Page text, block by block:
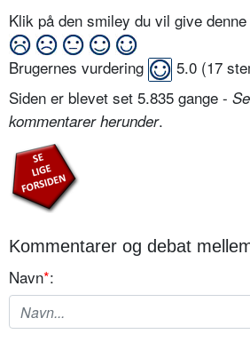
Klik på den smiley du vil give
Brugernes vurdering 5.0 (17
Siden er blevet set 5.835 gange -
kommentarer herunder.
Kommentarer og debat
Navn*: